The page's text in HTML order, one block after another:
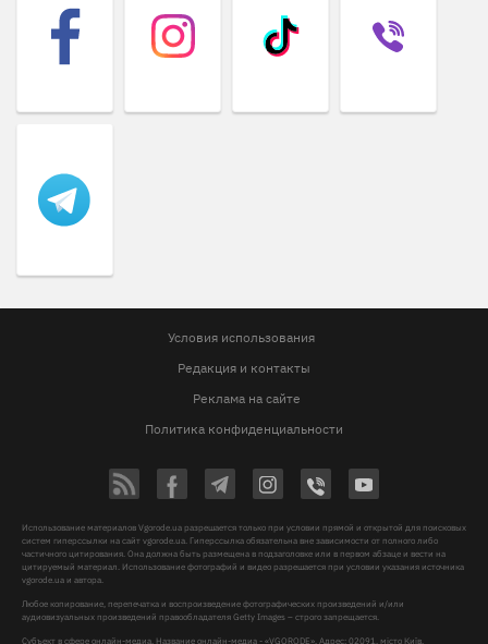
Условия использования
Редакция и контакты
Реклама на сайте
Политика конфиденциальности
Использование материалов Vgorode.ua разрешается только при условии прямой и открытой для поисковых
систем гиперссылки на сайт vgorode.ua. Гиперссылка обязательна вне зависимости от полного либо
частичного цитирования. Она должна быть размещена в подзаголовке или в первом абзаце и вести на
цитируемый материал. Использование фотографий и видео разрешается при условии указания источника
vgorode.ua и автора.
Любое копирование, перепечатка и воспроизведение фотографических произведений и/или
аудиовизуальных произведений правообладателя Getty Images – строго запрещается.
Субъект в сфере онлайн-медиа, Название онлайн-медиа - «VGORODE», Адрес: 02091, місто Київ,